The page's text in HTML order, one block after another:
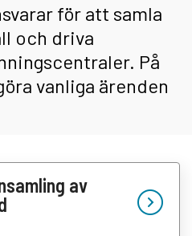
för att samla
och driva
På
vanliga ärenden
av